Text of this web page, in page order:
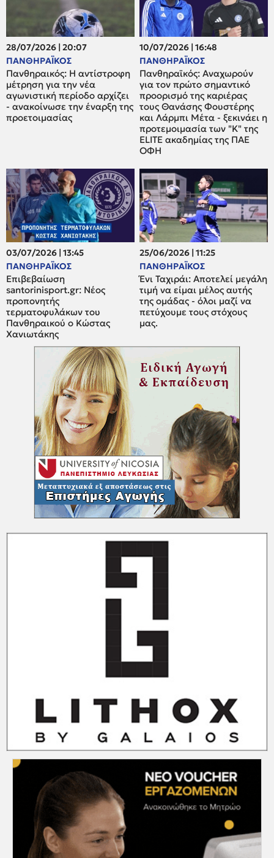
28/07/2026 | 20:07
ΠΑΝΘΗΡΑΪΚΟΣ
Πανθηραικός: Η αντίστροφη
μέτρηση για την νέα
αγωνιστική περίοδο αρχίζει
- ανακοίνωσε την έναρξη της
προετοιμασίας
10/07/2026 | 16:48
ΠΑΝΘΗΡΑΪΚΟΣ
Πανθηραϊκός: Αναχωρούν
για τον πρώτο σημαντικό
προορισμό της καριέρας
τους Θανάσης Φουστέρης
και Λάρμπι Μέτα - ξεκινάει η
προτεμοιμασία των "Κ" της
ELITE ακαδημίας της ΠΑΕ
ΟΦΗ
03/07/2026 | 13:45
ΠΑΝΘΗΡΑΪΚΟΣ
Επιβεβαίωση
santorinisport.gr: Νέος
προπονητής
τερματοφυλάκων του
Πανθηραικού ο Κώστας
Χανιωτάκης
25/06/2026 | 11:25
ΠΑΝΘΗΡΑΪΚΟΣ
Ένι Ταχιράι: Αποτελεί μεγάλη
τιμή να είμαι μέλος αυτής
της ομάδας - όλοι μαζί να
πετύχουμε τους στόχους
μας.